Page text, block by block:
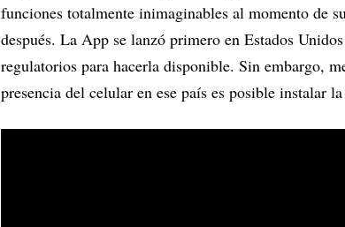
funciones totalmente inimaginables al momento de
después. La App se lanzó primero en Estados
regulatorios para hacerla disponible. Sin embargo,
presencia del celular en ese país es posible instalar la